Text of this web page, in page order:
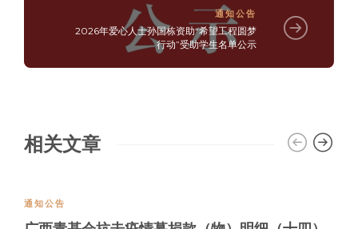
通知公告
2026年爱心人士孙国栋资助“希望工程圆梦
行动”受助学生名单公示
相关文章
通知公告